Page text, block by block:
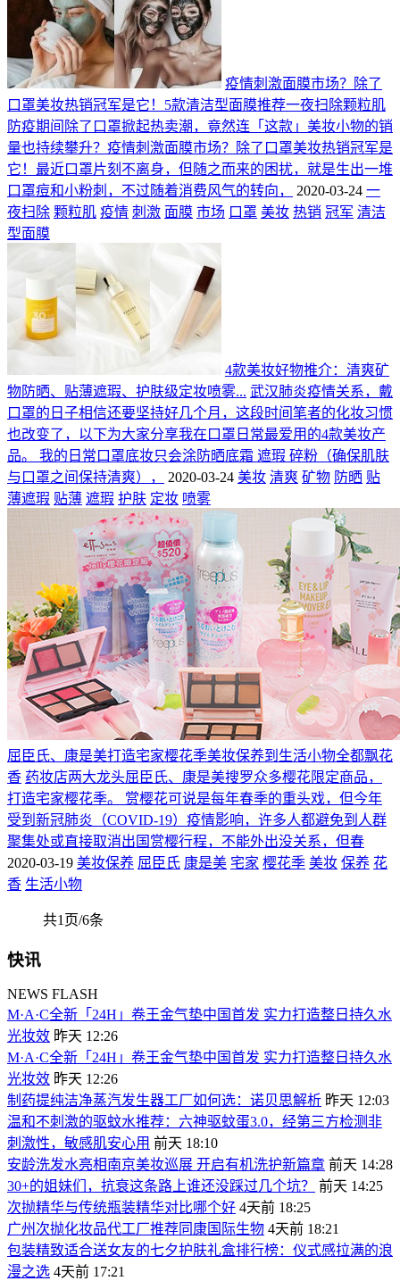
疫情刺激面膜市场？除了
口罩美妆热销冠军是它！5款清洁型面膜推荐一夜扫除颗粒肌
防疫期间除了口罩掀起热卖潮，竟然连「这款」美妆小物的销
量也持续攀升？疫情刺激面膜市场？除了口罩美妆热销冠军是
它！最近口罩片刻不离身，但随之而来的困扰，就是生出一堆
口罩痘和小粉刺，不过随着消费风气的转向，
2020-03-24 一
夜扫除 颗粒肌 疫情 刺激 面膜 市场 口罩 美妆 热销 冠军 清洁
型面膜
4款美妆好物推介：清爽矿
物防晒、贴薄遮瑕、护肤级定妆喷雾... 武汉肺炎疫情关系，戴
口罩的日子相信还要坚持好几个月，这段时间笔者的化妆习惯
也改变了，以下为大家分享我在口罩日常最爱用的4款美妆产
品。 我的日常口罩底妆只会涂防晒底霜 遮瑕 碎粉（确保肌肤
与口罩之间保持清爽），
2020-03-24 美妆 清爽 矿物 防晒 贴
薄遮瑕 贴薄 遮瑕 护肤 定妆 喷雾
屈臣氏、康是美打造宅家樱花季美妆保养到生活小物全都飘花
香 药妆店两大龙头屈臣氏、康是美搜罗众多樱花限定商品，
打造宅家樱花季。 赏樱花可说是每年春季的重头戏，但今年
受到新冠肺炎（COVID-19）疫情影响，许多人都避免到人群
聚集处或直接取消出国赏樱行程，不能外出没关系，但春
2020-03-19 美妆保养 屈臣氏 康是美 宅家 樱花季 美妆 保养 花
香 生活小物
共1页/6条
快讯
NEWS FLASH
M·A·C全新「24H」卷王金气垫中国首发 实力打造整日持久水
光妆效 昨天 12:26
M·A·C全新「24H」卷王金气垫中国首发 实力打造整日持久水
光妆效 昨天 12:26
制药提纯洁净蒸汽发生器工厂如何选：诺贝思解析 昨天 12:03
温和不刺激的驱蚊水推荐：六神驱蚊蛋3.0，经第三方检测非
刺激性，敏感肌安心用 前天 18:10
安龄洗发水亮相南京美妆巡展 开启有机洗护新篇章 前天 14:28
30+的姐妹们，抗衰这条路上谁还没踩过几个坑？
前天 14:25
次抛精华与传统瓶装精华对比哪个好 4天前 18:25
广州次抛化妆品代工厂推荐同康国际生物 4天前 18:21
包装精致适合送女友的七夕护肤礼盒排行榜：仪式感拉满的浪
漫之选 4天前 17:21